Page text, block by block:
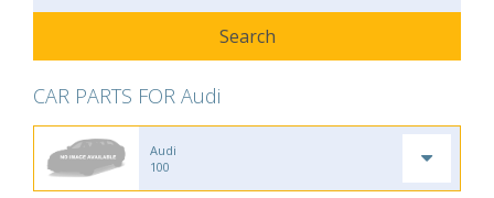
CAR PARTS FOR Audi
Audi
100